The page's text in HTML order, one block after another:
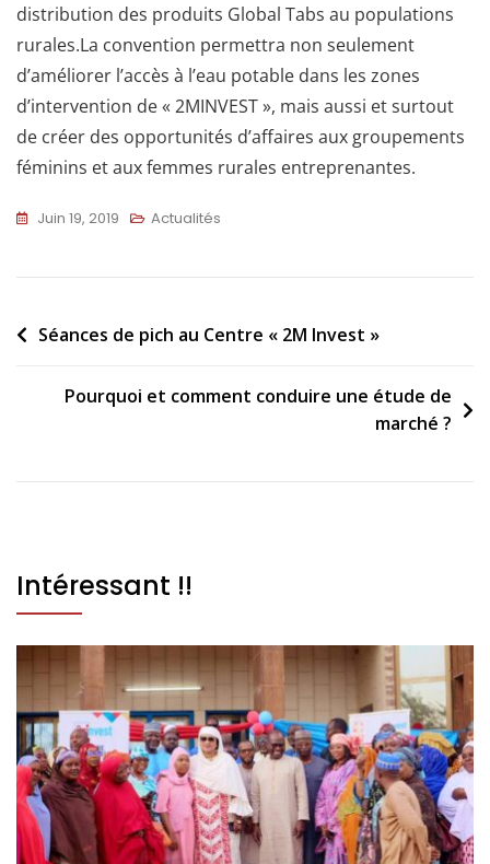
distribution des produits Global Tabs au populations
rurales.La convention permettra non seulement
d’améliorer l’accès à l’eau potable dans les zones
d’intervention de « 2MINVEST », mais aussi et surtout
de créer des opportunités d’affaires aux groupements
féminins et aux femmes rurales entreprenantes.
Juin 19, 2019 Actualités
Séances de pich au Centre « 2M Invest »
Pourquoi et comment conduire une étude de
marché ?
Intéressant !!